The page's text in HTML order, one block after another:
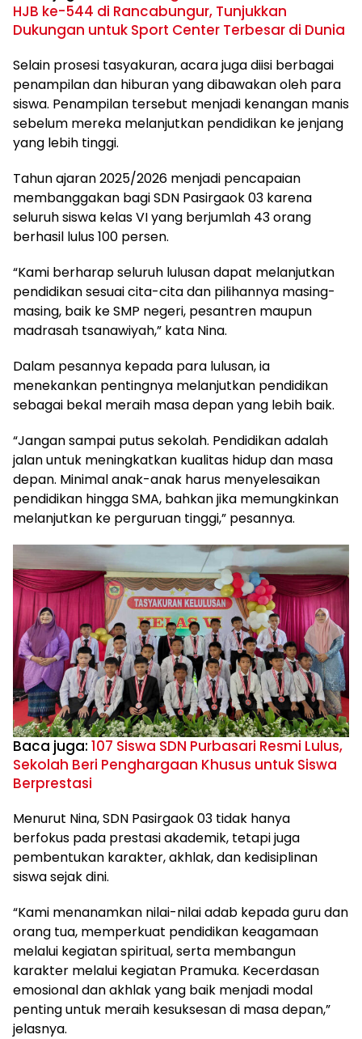
HJB ke-544 di Rancabungur, Tunjukkan
Dukungan untuk Sport Center Terbesar di Dunia
Selain prosesi tasyakuran, acara juga diisi berbagai
penampilan dan hiburan yang dibawakan oleh para
siswa. Penampilan tersebut menjadi kenangan manis
sebelum mereka melanjutkan pendidikan ke jenjang
yang lebih tinggi.
Tahun ajaran 2025/2026 menjadi pencapaian
membanggakan bagi SDN Pasirgaok 03 karena
seluruh siswa kelas VI yang berjumlah 43 orang
berhasil lulus 100 persen.
“Kami berharap seluruh lulusan dapat melanjutkan
pendidikan sesuai cita-cita dan pilihannya masing-
masing, baik ke SMP negeri, pesantren maupun
madrasah tsanawiyah,” kata Nina.
Dalam pesannya kepada para lulusan, ia
menekankan pentingnya melanjutkan pendidikan
sebagai bekal meraih masa depan yang lebih baik.
“Jangan sampai putus sekolah. Pendidikan adalah
jalan untuk meningkatkan kualitas hidup dan masa
depan. Minimal anak-anak harus menyelesaikan
pendidikan hingga SMA, bahkan jika memungkinkan
melanjutkan ke perguruan tinggi,” pesannya.
Baca juga: 107 Siswa SDN Purbasari Resmi Lulus,
Sekolah Beri Penghargaan Khusus untuk Siswa
Berprestasi
Menurut Nina, SDN Pasirgaok 03 tidak hanya
berfokus pada prestasi akademik, tetapi juga
pembentukan karakter, akhlak, dan kedisiplinan
siswa sejak dini.
“Kami menanamkan nilai-nilai adab kepada guru dan
orang tua, memperkuat pendidikan keagamaan
melalui kegiatan spiritual, serta membangun
karakter melalui kegiatan Pramuka. Kecerdasan
emosional dan akhlak yang baik menjadi modal
penting untuk meraih kesuksesan di masa depan,”
jelasnya.